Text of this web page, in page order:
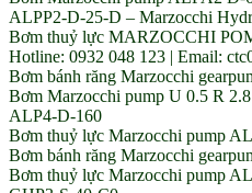
ALPP2-D-25-D – Marzocchi
Bơm thuỷ lực MARZOCCHI
Hotline: 0932 048 123 | Email:
Bơm bánh răng Marzocchi
Bơm Marzocchi pump U 0.5 R 2.8
ALP4-D-160
Bơm thuỷ lực Marzocchi pump
Bơm bánh răng Marzocchi
Bơm thuỷ lực Marzocchi pump